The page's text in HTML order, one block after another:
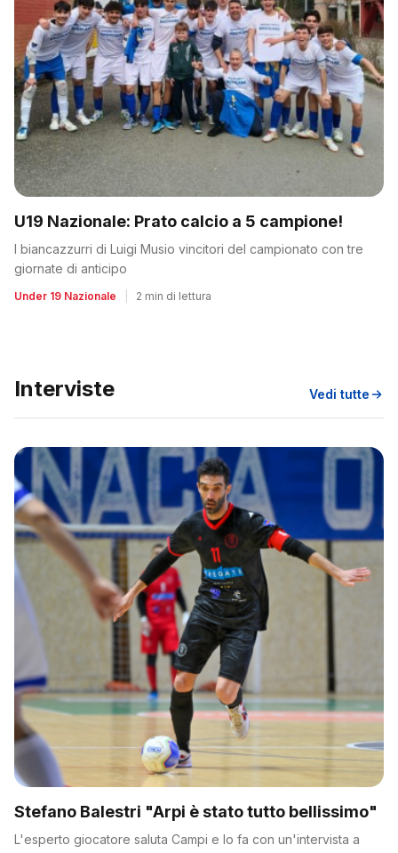
U19 Nazionale: Prato calcio a 5 campione!
I biancazzurri di Luigi Musio vincitori del campionato con tre
giornate di anticipo
Under 19 Nazionale 2 min di lettura
Interviste Vedi tutte
Stefano Balestri "Arpi è stato tutto bellissimo"
L'esperto giocatore saluta Campi e lo fa con un'intervista a